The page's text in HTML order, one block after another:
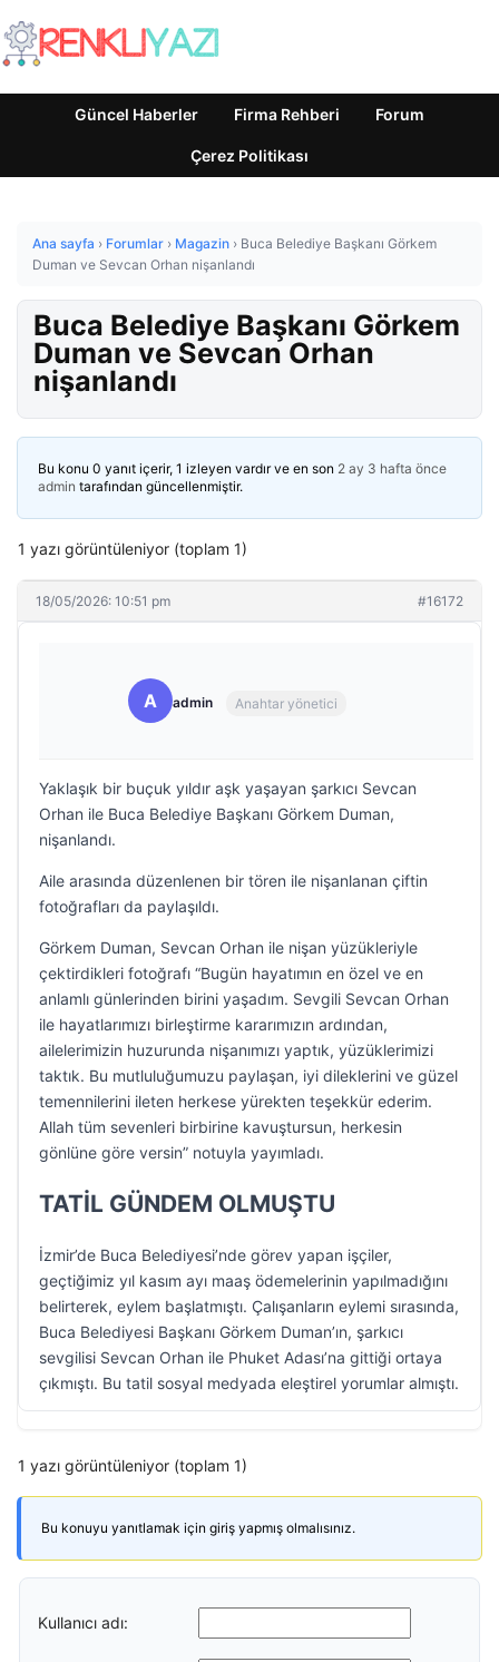
Güncel Haberler Firma Rehberi Forum
Çerez Politikası
Ana sayfa › Forumlar › Magazin › Buca Belediye Başkanı Görkem
Duman ve Sevcan Orhan nişanlandı
Buca Belediye Başkanı Görkem
Duman ve Sevcan Orhan
nişanlandı
Bu konu 0 yanıt içerir, 1 izleyen vardır ve en son 2 ay 3 hafta önce
admin tarafından güncellenmiştir.
1 yazı görüntüleniyor (toplam 1)
18/05/2026: 10:51 pm #16172
A admin Anahtar yönetici
Yaklaşık bir buçuk yıldır aşk yaşayan şarkıcı Sevcan
Orhan ile Buca Belediye Başkanı Görkem Duman,
nişanlandı.
Aile arasında düzenlenen bir tören ile nişanlanan çiftin
fotoğrafları da paylaşıldı.
Görkem Duman, Sevcan Orhan ile nişan yüzükleriyle
çektirdikleri fotoğrafı “Bugün hayatımın en özel ve en
anlamlı günlerinden birini yaşadım. Sevgili Sevcan Orhan
ile hayatlarımızı birleştirme kararımızın ardından,
ailelerimizin huzurunda nişanımızı yaptık, yüzüklerimizi
taktık. Bu mutluluğumuzu paylaşan, iyi dileklerini ve güzel
temennilerini ileten herkese yürekten teşekkür ederim.
Allah tüm sevenleri birbirine kavuştursun, herkesin
gönlüne göre versin” notuyla yayımladı.
TATİL GÜNDEM OLMUŞTU
İzmir’de Buca Belediyesi’nde görev yapan işçiler,
geçtiğimiz yıl kasım ayı maaş ödemelerinin yapılmadığını
belirterek, eylem başlatmıştı. Çalışanların eylemi sırasında,
Buca Belediyesi Başkanı Görkem Duman’ın, şarkıcı
sevgilisi Sevcan Orhan ile Phuket Adası’na gittiği ortaya
çıkmıştı. Bu tatil sosyal medyada eleştirel yorumlar almıştı.
1 yazı görüntüleniyor (toplam 1)
Bu konuyu yanıtlamak için giriş yapmış olmalısınız.
Kullanıcı adı: